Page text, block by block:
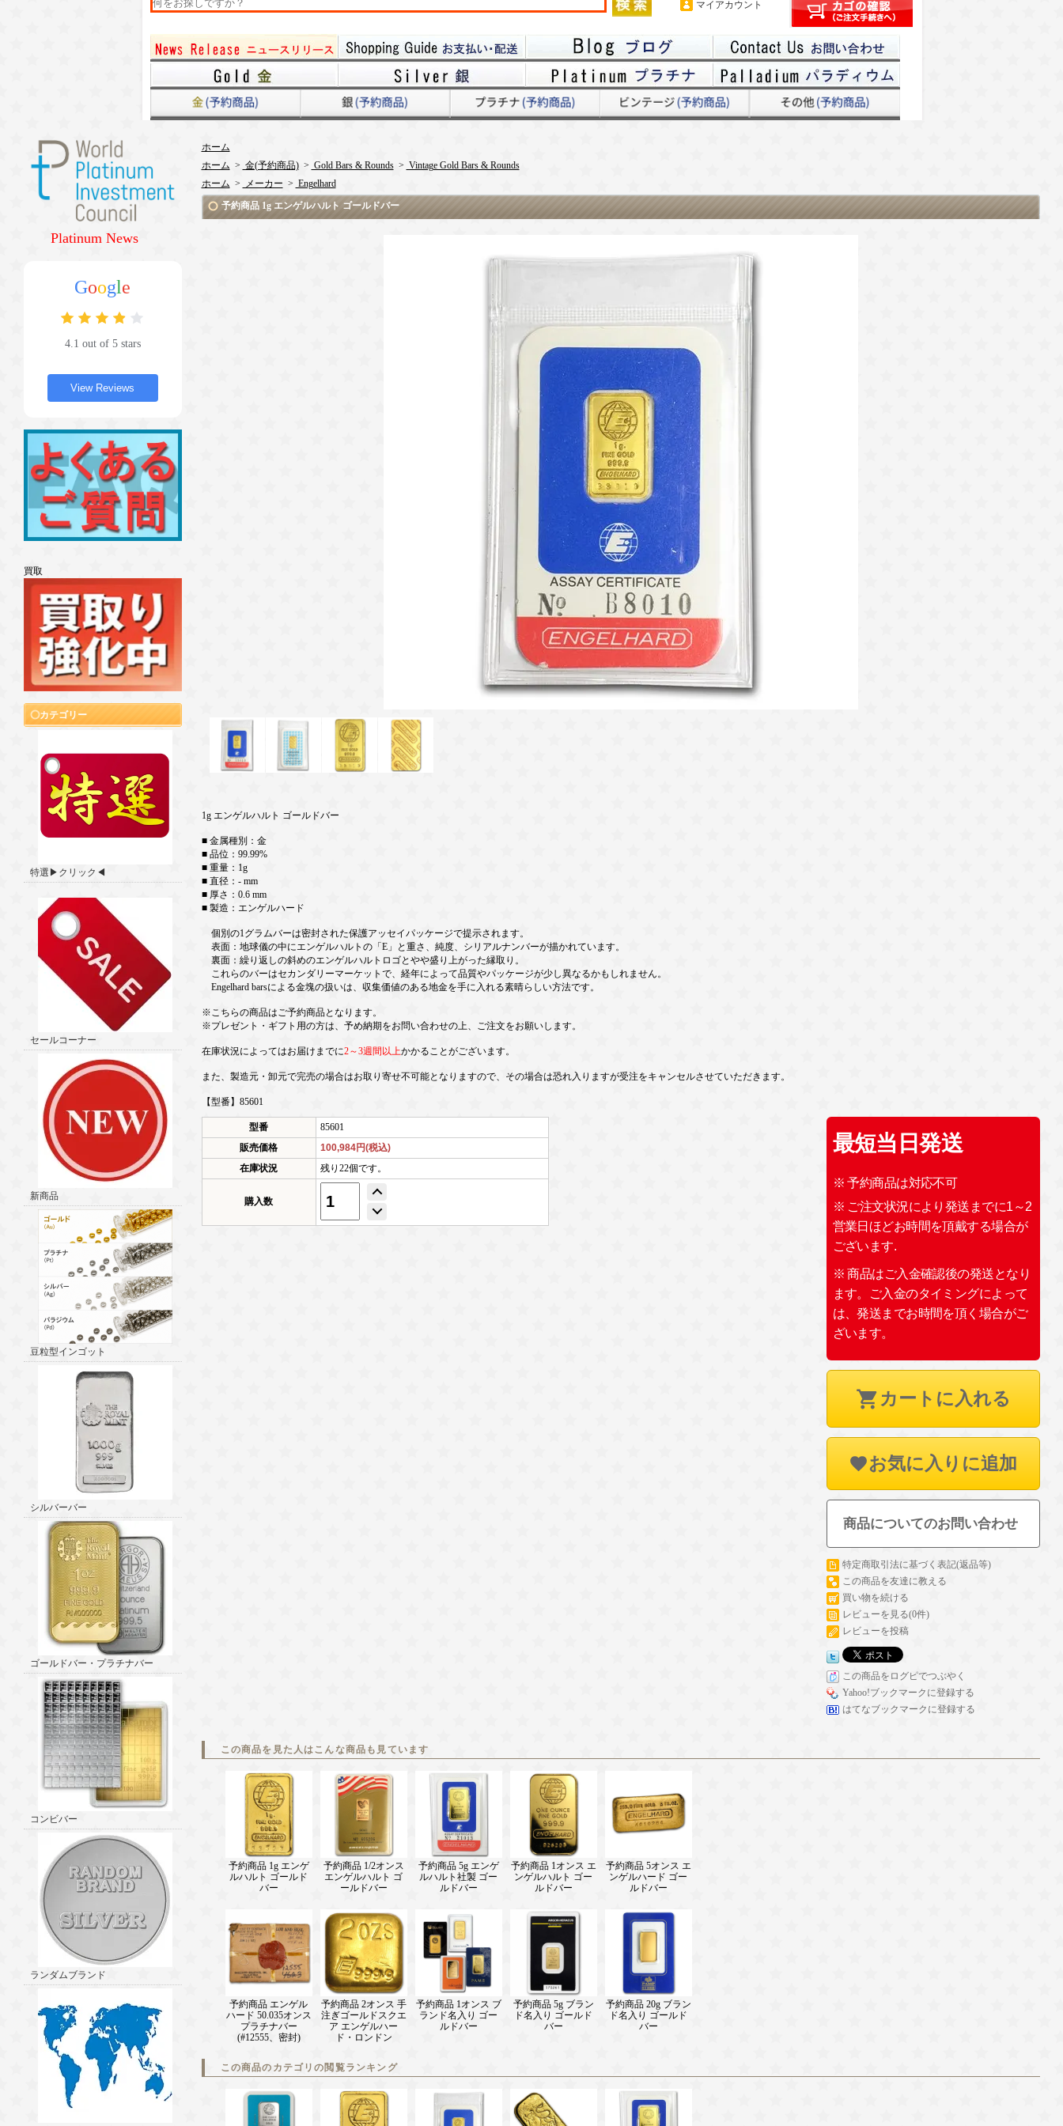
マイアカウント
Platinum News
Google
4.1 out of 5 stars
View Reviews
買取
カテゴリー
特選▶クリック◀
セールコーナー
新商品
豆粒型インゴット
シルバーバー
ゴールドバー・プラチナバー
コンビバー
ランダムブランド
ホーム
ホーム > 金(予約商品)> Gold Bars & Rounds> Vintage Gold Bars & Rounds
ホーム > メーカー > Engelhard
予約商品 1g エンゲルハルト ゴールドバー
1g エンゲルハルト ゴールドバー
■ 金属種別：金
■ 品位：99.99%
■ 重量：1g
■ 直径：- mm
■ 厚さ：0.6 mm
■ 製造：エンゲルハード
個別の1グラムバーは密封された保護アッセイパッケージで提示されます。
表面：地球儀の中にエンゲルハルトの「E」と重さ、純度、シリアルナンバーが描かれています。
裏面：繰り返しの斜めのエンゲルハルトロゴとやや盛り上がった縁取り。
これらのバーはセカンダリーマーケットで、経年によって品質やパッケージが少し異なるかもしれません。
Engelhard barsによる金塊の扱いは、収集価値のある地金を手に入れる素晴らしい方法です。
※こちらの商品はご予約商品となります。
※プレゼント・ギフト用の方は、予め納期をお問い合わせの上、ご注文をお願いします。
在庫状況によってはお届けまでに2～3週間以上かかることがございます。
また、製造元・卸元で完売の場合はお取り寄せ不可能となりますので、その場合は恐れ入りますが受注をキャンセルさせていただきます。
【型番】85601
型番
85601
販売価格
100,984円(税込)
在庫状況
残り22個です。
購入数
最短当日発送
※ 予約商品は対応不可
※ ご注文状況により発送までに1～2
営業日ほどお時間を頂戴する場合が
ございます.
※ 商品はご入金確認後の発送となり
ます。ご入金のタイミングによって
は、発送までお時間を頂く場合がご
ざいます。
カートに入れる
お気に入りに追加
商品についてのお問い合わせ
特定商取引法に基づく表記(返品等)
この商品を友達に教える
買い物を続ける
レビューを見る(0件)
レビューを投稿
この商品をログピでつぶやく
Yahoo!ブックマークに登録する
はてなブックマークに登録する
この商品を見た人はこんな商品も見ています
予約商品 1g エンゲ
ルハルト ゴールド
バー
予約商品 1/2オンス
エンゲルハルト ゴ
ールドバー
予約商品 5g エンゲ
ルハルト社製 ゴー
ルドバー
予約商品 1オンス エ
ンゲルハルト ゴー
ルドバー
予約商品 5オンス エ
ンゲルハード ゴー
ルドバー
予約商品 エンゲル
ハード 50.035オンス
プラチナバー
(#12555、密封)
予約商品 2オンス 手
注ぎゴールドスクエ
ア エンゲルハー
ド・ロンドン
予約商品 1オンス ブ
ランド名入り ゴー
ルドバー
予約商品 5g ブラン
ド名入り ゴールド
バー
予約商品 20g ブラン
ド名入り ゴールド
バー
この商品のカテゴリの閲覧ランキング